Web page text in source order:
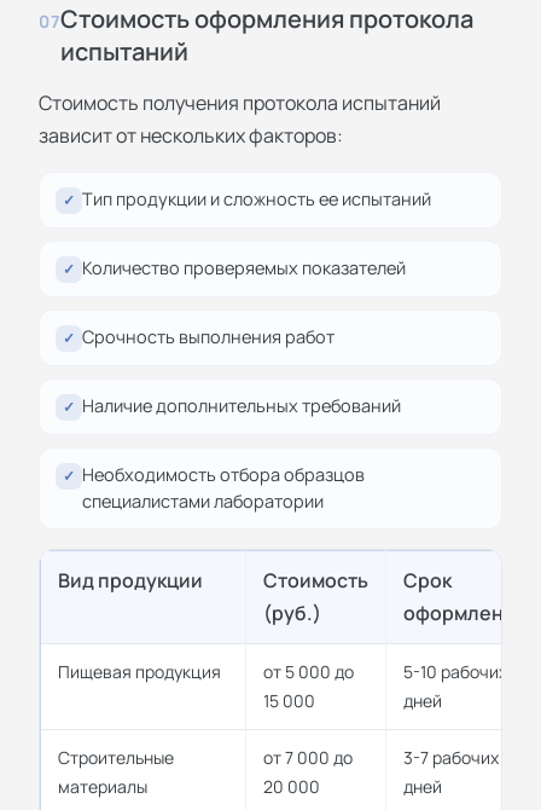
07Стоимость оформления протокола
испытаний
Стоимость получения протокола испытаний
зависит от нескольких факторов:
✓ Тип продукции и сложность ее испытаний
✓ Количество проверяемых показателей
✓ Срочность выполнения работ
✓ Наличие дополнительных требований
✓ Необходимость отбора образцов
специалистами лаборатории
Вид продукции
Стоимость
(руб.)
Срок
оформления
Пищевая продукция
от 5 000 до
15 000
5-10 рабочих
дней
Строительные
материалы
от 7 000 до
20 000
3-7 рабочих
дней